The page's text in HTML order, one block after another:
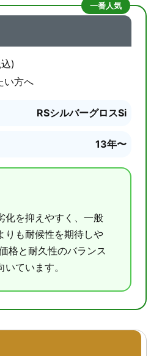
一番人気
)
い方へ
RSシルバーグロスSi
13年〜
化を抑えやすく、一般
りも耐候性を期待しや
格と耐久性のバランス
ています。